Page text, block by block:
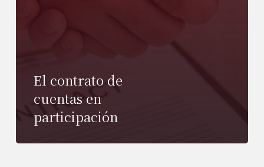
El contrato de
cuentas en
participación